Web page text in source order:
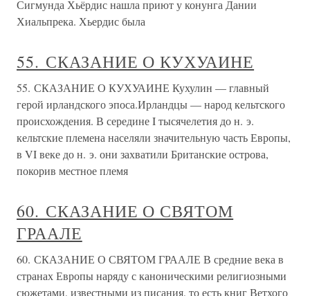
Сигмунда Хьёрдис нашла приют у конунга Дании
Хиальпрека. Хьердис была
55. СКАЗАНИЕ О КУХУАИНЕ
55. СКАЗАНИЕ О КУХУАИНЕ Кухулин — главный
герой ирландского эпоса.Ирландцы — народ кельтского
происхождения. В середине I тысячелетия до н. э.
кельтские племена населяли значительную часть Европы,
в VI веке до н. э. они захватили Британские острова,
покорив местное племя
60. СКАЗАНИЕ О СВЯТОМ
ГРААЛЕ
60. СКАЗАНИЕ О СВЯТОМ ГРААЛЕ В средние века в
странах Европы наряду с каноническими религиозными
сюжетами, известными из писания, то есть книг Ветхого